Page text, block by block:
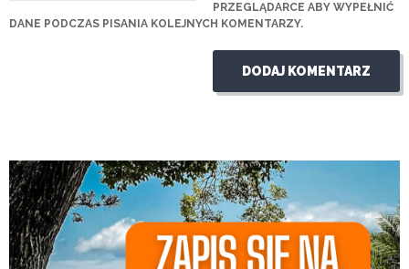
PRZEGLĄDARCE ABY WYPEŁNIĆ
DANE PODCZAS PISANIA KOLEJNYCH KOMENTARZY.